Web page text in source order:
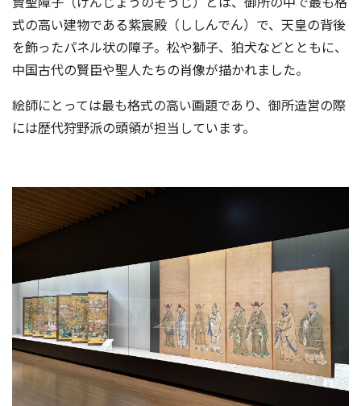
式の高い建物である紫宸殿（ししんでん）で、天皇の背後
を飾ったパネル状の障子。松や獅子、狛犬などとともに、
中国古代の賢臣や聖人たちの肖像が描かれました。
絵師にとっては最も格式の高い画題であり、御所造営の際
には歴代狩野派の頭領が担当しています。